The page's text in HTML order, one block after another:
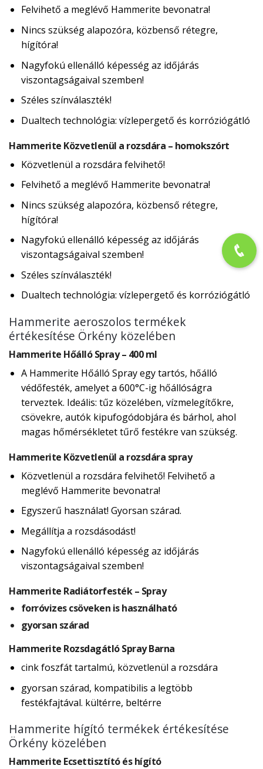
Felvihető a meglévő Hammerite bevonatra!
Nincs szükség alapozóra, közbenső rétegre,
hígítóra!
Nagyfokú ellenálló képesség az időjárás
viszontagságaival szemben!
Széles színválaszték!
Dualtech technológia: vízlepergető és korróziógátló
Hammerite Közvetlenül a rozsdára – homokszórt
Közvetlenül a rozsdára felvihető!
Felvihető a meglévő Hammerite bevonatra!
Nincs szükség alapozóra, közbenső rétegre,
hígítóra!
Nagyfokú ellenálló képesség az időjárás
viszontagságaival szemben!
Széles színválaszték!
Dualtech technológia: vízlepergető és korróziógátló
Hammerite aeroszolos termékek
értékesítése Örkény közelében
Hammerite Hőálló Spray – 400 ml
A Hammerite Hőálló Spray egy tartós, hőálló
védőfesték, amelyet a 600°C-ig hőállóságra
terveztek. Ideális: tűz közelében, vízmelegítőkre,
csövekre, autók kipufogódobjára és bárhol, ahol
magas hőmérsékletet tűrő festékre van szükség.
Hammerite Közvetlenül a rozsdára spray
Közvetlenül a rozsdára felvihető! Felvihető a
meglévő Hammerite bevonatra!
Egyszerű használat! Gyorsan szárad.
Megállítja a rozsdásodást!
Nagyfokú ellenálló képesség az időjárás
viszontagságaival szemben!
Hammerite Radiátorfesték – Spray
forróvizes csöveken is használható
gyorsan szárad
Hammerite Rozsdagátló Spray Barna
cink foszfát tartalmú, közvetlenül a rozsdára
gyorsan szárad, kompatibilis a legtöbb
festékfajtával. kültérre, beltérre
Hammerite hígító termékek értékesítése
Örkény közelében
Hammerite Ecsettisztító és hígító